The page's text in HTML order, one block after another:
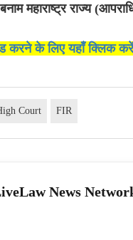
महाराष्ट्र राज्य
करने के लिए यहाँ क्लिक करें
Court FIR
News